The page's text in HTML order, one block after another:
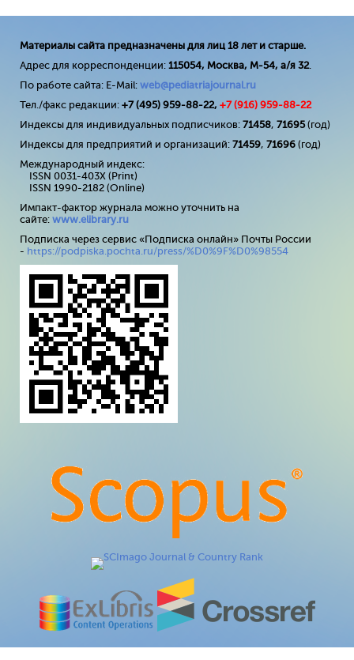
Материалы сайта предназначены для лиц 18 лет и старше.
Адрес для корреспонденции: 115054, Москва, М-54, а/я 32.
По работе сайта: E-Mail: web@pediatriajournal.ru
Тел./факс редакции: +7 (495) 959-88-22, +7 (916) 959-88-22
Индексы для индивидуальных подписчиков: 71458, 71695(год)
Индексы для предприятий и организаций: 71459, 71696 (год)
Международный индекс:
ISSN 0031-403X (Print)
ISSN 1990-2182 (Online)
Импакт-фактор журнала можно уточнить на
сайте: www.elibrary.ru
Подписка через сервис «Подписка онлайн» Почты России
- https://podpiska.pochta.ru/press/%D0%9F%D0%98554